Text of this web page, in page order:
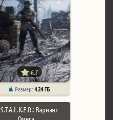
6.7
Размер:4.24 ГБ
S.T.A.L.K.E.R.: Вариант